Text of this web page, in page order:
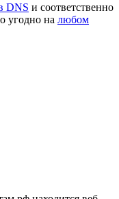
DNS и соответственно
угодно на любом